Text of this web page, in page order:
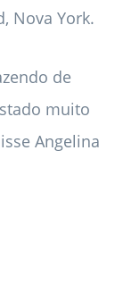
Nova York.
de
muito
Angelina